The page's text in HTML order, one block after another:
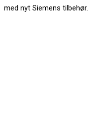
med nyt Siemens tilbehør.